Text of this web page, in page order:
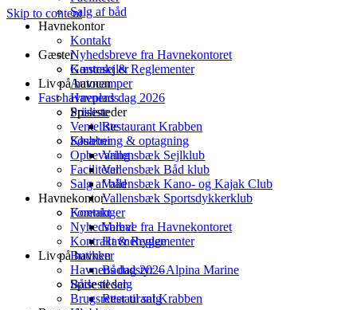
Skip to contentSalg af båd
Havnekontor
Kontakt
Nyhedsbreve fra Havnekontoret
Kontrakt & Reglementer
Liv på havnen
Havnens dag 2026
Spisesteder
Restaurant Krabben
Klubber
Vallensbæk Sejlklub
Vallensbæk Båd klub
Vallensbæk Kano- og Kajak Club
Vallensbæk Sportsdykkerklub
Foreninger
Valhal
Havnehygge
Butikker
Bådudstyr – Alpina Marine
Både til salg
Brugsretter til salg
Gæster
Gæstesejler
Autocamper
Fast havneplads
Prisliste
Venteliste
Søsætning & optagning
Opbevaring
Faciliteter
Salg af båd
Havnekontor
Kontakt
Nyhedsbreve fra Havnekontoret
Kontrakt & Reglementer
Liv på havnen
Havnens dag 2026
Spisesteder
Restaurant Krabben